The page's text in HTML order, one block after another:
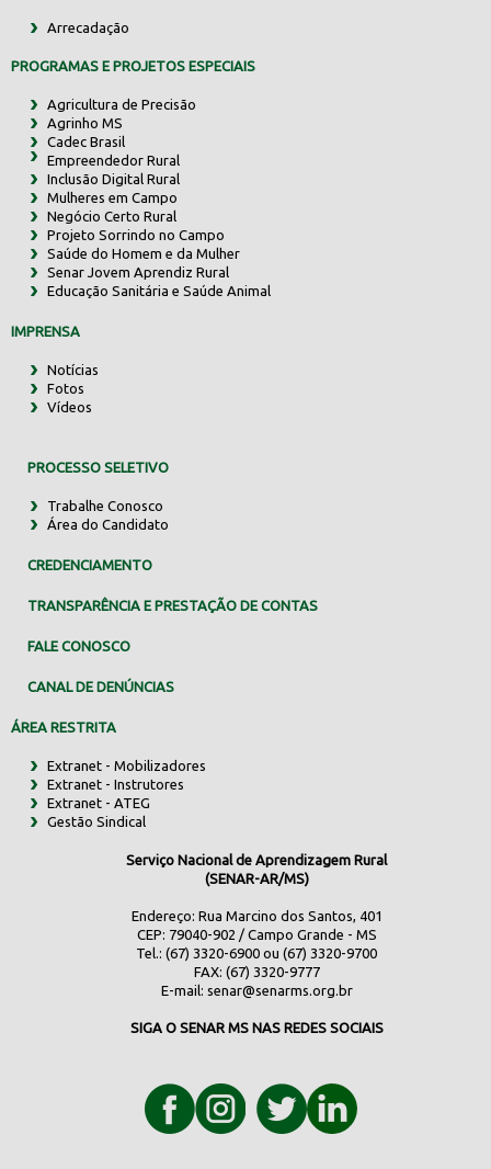
Arrecadação
PROGRAMAS E PROJETOS ESPECIAIS
Agricultura de Precisão
Agrinho MS
Cadec Brasil
Empreendedor Rural
Inclusão Digital Rural
Mulheres em Campo
Negócio Certo Rural
Projeto Sorrindo no Campo
Saúde do Homem e da Mulher
Senar Jovem Aprendiz Rural
Educação Sanitária e Saúde Animal
IMPRENSA
Notícias
Fotos
Vídeos
PROCESSO SELETIVO
Trabalhe Conosco
Área do Candidato
CREDENCIAMENTO
TRANSPARÊNCIA E PRESTAÇÃO DE CONTAS
FALE CONOSCO
CANAL DE DENÚNCIAS
ÁREA RESTRITA
Extranet - Mobilizadores
Extranet - Instrutores
Extranet - ATEG
Gestão Sindical
Serviço Nacional de Aprendizagem Rural
(SENAR-AR/MS)
Endereço: Rua Marcino dos Santos, 401
CEP: 79040-902 / Campo Grande - MS
Tel.: (67) 3320-6900 ou (67) 3320-9700
FAX: (67) 3320-9777
E-mail: senar@senarms.org.br
SIGA O SENAR MS NAS REDES SOCIAIS